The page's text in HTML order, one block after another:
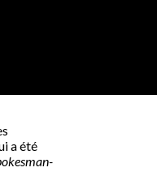
a été